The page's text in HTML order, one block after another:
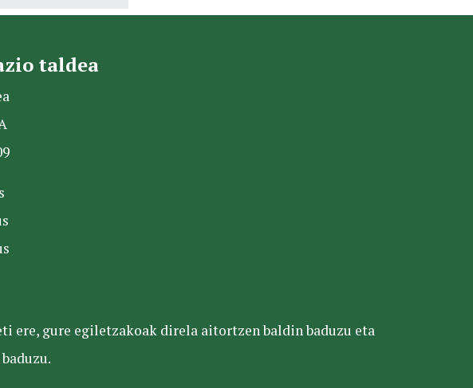
taldea
ere, gure egiletzakoak direla aitortzen baldin baduzu eta